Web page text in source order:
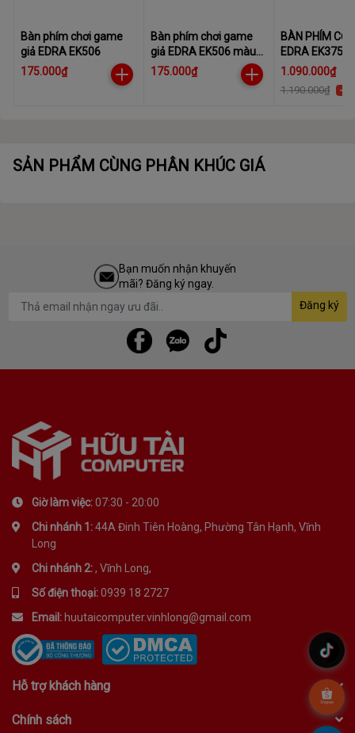
Bàn phím chơi game
giả EDRA EK506
175.000₫
Bàn phím chơi game
giả EDRA EK506 màu
Đen
175.000₫
BÀN PHÍM CƠ
EDRA EK375
BETA BLUE
GHZ)
1.090.000₫
1.190.000₫ -9%
SẢN PHẨM CÙNG PHÂN KHÚC GIÁ
Bạn muốn nhận khuyến
mãi? Đăng ký ngay.
Đăng ký
Giờ làm việc:07:30 - 20:00
Chi nhánh 1:44A Đinh Tiên Hoàng, Phường Tân Hạnh, Vĩnh
Long
Chi nhánh 2:, Vĩnh Long,
Số điện thoại:0939 18 2727
Email: huutaicomputer.vinhlong@gmail.com
Hỗ trợ khách hàng
Chính sách
.
.